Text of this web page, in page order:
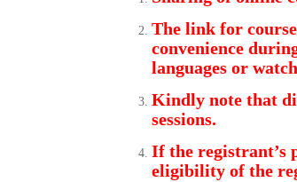
The link for
convenience
languages or
Kindly note that
sessions.
If the registrant’s
eligibility of the